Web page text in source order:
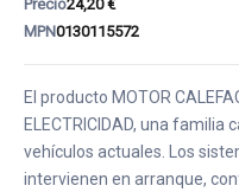
Precio24,20 €
MPN0130115572
El producto MOTOR
ELECTRICIDAD, una
vehículos actuales. Los
intervienen en arranque,